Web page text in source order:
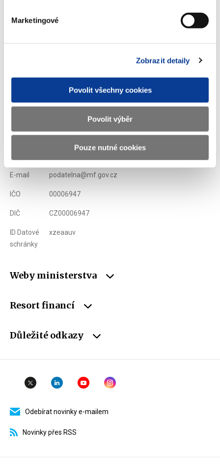
Marketingové
Zobrazit detaily
Povolit všechny cookies
Povolit výběr
Pouze nutné cookies
Doporučeno 327 ×
Ministerstvo financí ČR
Adresa Letenská 15, 118 10 Praha
E-mail podatelna@mf.gov.cz
IČO 00006947
DIČ CZ00006947
ID Datové
schránky
xzeaauv
Weby ministerstva
Resort financí
Důležité odkazy
Odebírat novinky e-mailem
Novinky přes RSS